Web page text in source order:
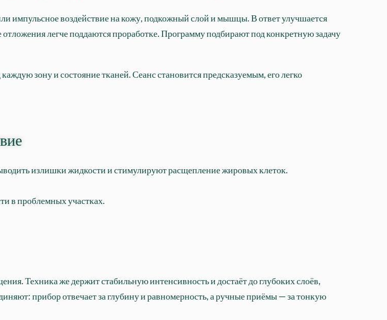
импульсное воздействие на кожу, подкожный слой и мышцы. В ответ улучшается
легче поддаются проработке. Программу подбирают под конкретную задачу
зону и состояние тканей. Сеанс становится предсказуемым, его легко
излишки жидкости и стимулируют расщепление жировых клеток.
в проблемных участках.
Техника же держит стабильную интенсивность и достаёт до глубоких слоёв,
прибор отвечает за глубину и равномерность, а ручные приёмы — за тонкую